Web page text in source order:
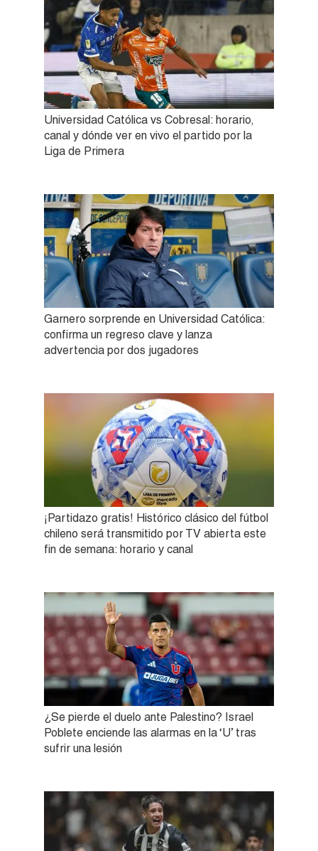
Universidad Católica vs Cobresal: horario,
canal y dónde ver en vivo el partido por la
Liga de Primera
Garnero sorprende en Universidad Católica:
confirma un regreso clave y lanza
advertencia por dos jugadores
¡Partidazo gratis! Histórico clásico del fútbol
chileno será transmitido por TV abierta este
fin de semana: horario y canal
¿Se pierde el duelo ante Palestino? Israel
Poblete enciende las alarmas en la ‘U’ tras
sufrir una lesión